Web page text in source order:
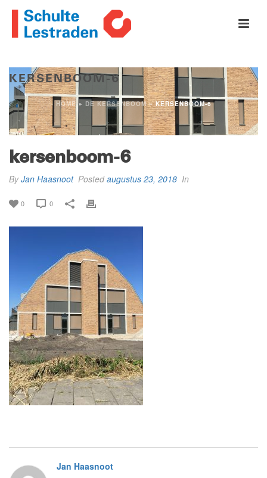
KERSENBOOM-6
HOME » DE KERSENBOOM»KERSENBOOM-6
kersenboom-6
ByJan Haasnoot Postedaugustus 23, 2018 In
0 0
Jan Haasnoot